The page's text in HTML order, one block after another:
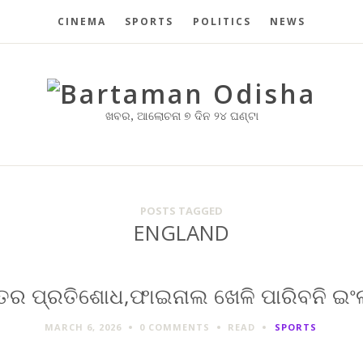
CINEMA SPORTS POLITICS NEWS
ଖବର, ଆଲୋଚନା ୭ ଦିନ ୨୪ ଘଣ୍ଟା
POSTS TAGGED
ENGLAND
ପ୍ରତିଶୋଧ,ଫାଇନାଲ ଖେଳି ପାରିବନି
MARCH 6, 2026 0 COMMENTS READ SPORTS